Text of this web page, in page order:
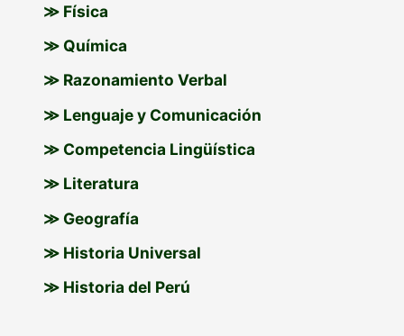
≫ Física
≫ Química
≫ Razonamiento Verbal
≫ Lenguaje y Comunicación
≫ Competencia Lingüística
≫ Literatura
≫ Geografía
≫ Historia Universal
≫ Historia del Perú